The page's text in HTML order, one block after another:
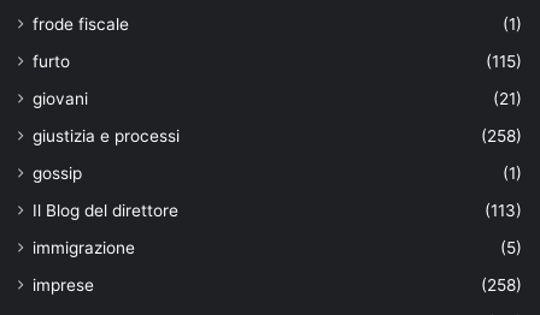
frode fiscale
(1)
furto
(115)
giovani
(21)
giustizia e processi
(258)
gossip
(1)
Il Blog del direttore
(113)
immigrazione
(5)
imprese
(258)